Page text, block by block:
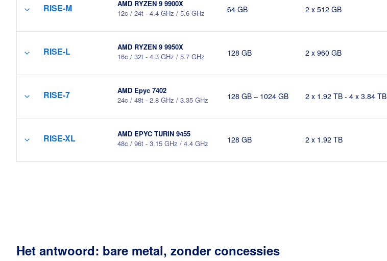
RISE-M
AMD RYZEN 9 9900X
12c / 24t - 4.4 GHz / 5.6 GHz
64 GB 2 x 512 GB
RISE-L
AMD RYZEN 9 9950X
16c / 32t - 4.3 GHz / 5.7 GHz
128 GB 2 x 960 GB
RISE-7
AMD Epyc 7402
24c / 48t - 2.8 GHz / 3.35 GHz
128 GB – 1024 GB 2 x 1.92 TB - 4 x 3.84 TB
RISE-XL
AMD EPYC TURIN 9455
48c / 96t - 3.15 GHz / 4.4 GHz
128 GB 2 x 1.92 TB
Het antwoord: bare metal, zonder concessies